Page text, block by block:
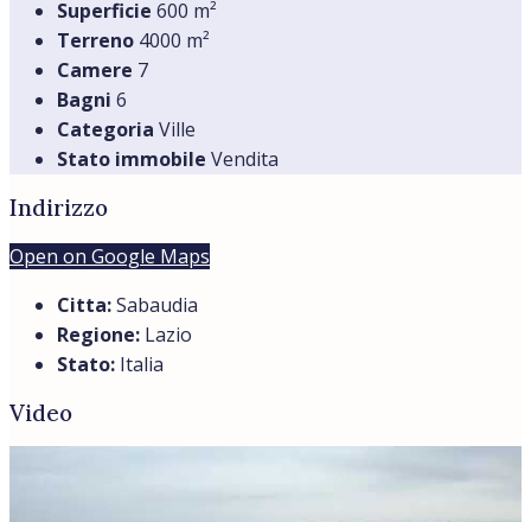
Superficie 600 m²
Terreno 4000 m²
Camere 7
Bagni 6
Categoria Ville
Stato immobile Vendita
Indirizzo
Open on Google Maps
Citta:Sabaudia
Regione: Lazio
Stato: Italia
Video